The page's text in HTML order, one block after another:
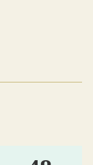
完整即時空